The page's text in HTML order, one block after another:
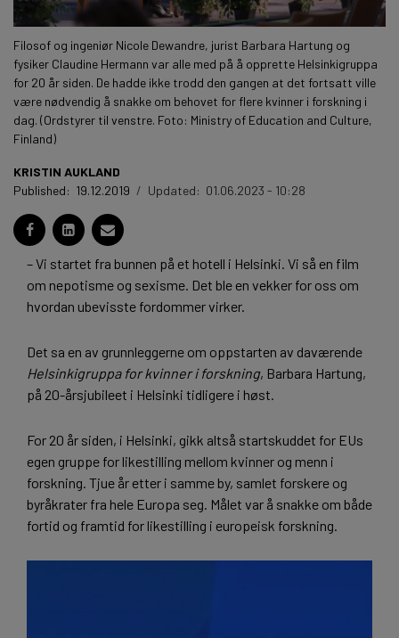
Filosof og ingeniør Nicole Dewandre, jurist Barbara Hartung og
fysiker Claudine Hermann var alle med på å opprette Helsinkigruppa
for 20 år siden. De hadde ikke trodd den gangen at det fortsatt ville
være nødvendig å snakke om behovet for flere kvinner i forskning i
dag. (Ordstyrer til venstre. Foto: Ministry of Education and Culture,
Finland)
KRISTIN AUKLAND
Published: 19.12.2019 / Updated: 01.06.2023 - 10:28
– Vi startet fra bunnen på et hotell i Helsinki. Vi så en film
om nepotisme og sexisme. Det ble en vekker for oss om
hvordan ubevisste fordommer virker.
Det sa en av grunnleggerne om oppstarten av daværende
Helsinkigruppa for kvinner i forskning, Barbara Hartung,
på 20-årsjubileet i Helsinki tidligere i høst.
For 20 år siden, i Helsinki, gikk altså startskuddet for EUs
egen gruppe for likestilling mellom kvinner og menn i
forskning. Tjue år etter i samme by, samlet forskere og
byråkrater fra hele Europa seg. Målet var å snakke om både
fortid og framtid for likestilling i europeisk forskning.